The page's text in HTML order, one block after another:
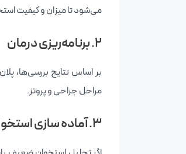
می‌شود تا میزان و کیفیت
۲. برنامه‌ریزی درمان
بر اساس نتایج بررسی‌ها،
مراحل جراحی و پروتز.
۳. آماده سازی استخوان (در صورت نیاز)